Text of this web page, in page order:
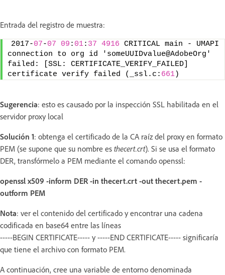
Entrada del registro de muestra:
2017-07-07 09 : 01: 37 4916 CRITICAL main - UMAPI
connection to org id 'someUUIDvalue@AdobeOrg'
failed: [SSL: CERTIFICATE_VERIFY_FAILED]
certificate verify failed (_ssl.c: 661)
Sugerencia: esto es causado por la inspección SSL habilitada en el
servidor proxy local
Solución 1: obtenga el certificado de la CA raíz del proxy en formato
PEM (se supone que su nombre es thecert.crt). Si se usa el formato
DER, transfórmelo a PEM mediante el comando openssl:
openssl x509 -inform DER -in thecert.crt -out thecert.pem -
outform PEM
Nota: ver el contenido del certificado y encontrar una cadena
codificada en base64 entre las líneas
-----BEGIN CERTIFICATE----- y -----END CERTIFICATE----- significaría
que tiene el archivo con formato PEM.
A continuación, cree una variable de entorno denominada